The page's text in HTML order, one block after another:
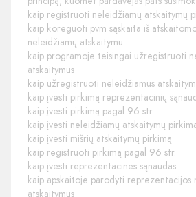
kaip registruoti neleidžiamų atskaitymų
kaip koreguoti pvm sąskaita iš
neleidžiamų atskaitymu
kaip programoje teisingai užregistruoti
atskaitymus
kaip užregistruoti neleidžiamus
kaip įvesti pirkimą reprezentacinių
kaip įvesti pirkimą pagal 96 str.
kaip įvesti neleidžiamų atskaitymų
kaip įvesti mišrių atskaitymų pirkimą
kaip registruoti pirkimą pagal 96 str.
kaip įvesti reprezentacines sąnaudas
kaip apskaitoje parodyti reprezentacijos
atskaitymus